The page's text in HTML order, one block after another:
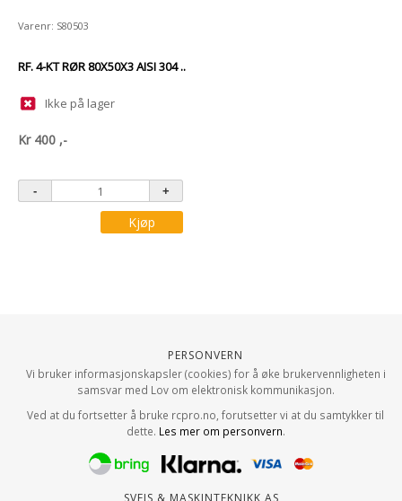
Varenr: S80503
RF. 4-KT RØR 80X50X3 AISI 304 ..
Ikke på lager
Kr 400 ,-
Kjøp
Personvern
Vi bruker informasjonskapsler (cookies) for å øke brukervennligheten i
samsvar med Lov om elektronisk kommunikasjon.
Ved at du fortsetter å bruke rcpro.no, forutsetter vi at du samtykker til
dette. Les mer om personvern.
Sveis & Maskinteknikk AS